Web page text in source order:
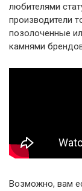
любителями
производители
позолоченные
камнями
Возможно, вам